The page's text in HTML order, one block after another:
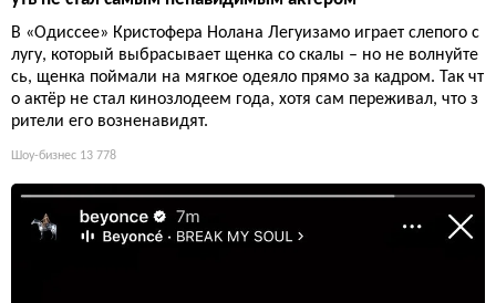
В «Одиссее» Кристофера Нолана Легуизамо играет слепого с
лугу, который выбрасывает щенка со скалы – но не волнуйте
сь, щенка поймали на мягкое одеяло прямо за кадром. Так чт
о актёр не стал кинозлодеем года, хотя сам переживал, что з
рители его возненавидят.
Шоу-бизнес 13 778